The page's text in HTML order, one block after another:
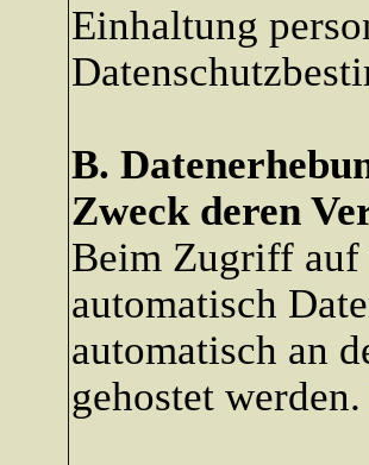
Einhaltung
B.
Zweck deren
Beim Zugriff auf
automatisch
automatisch an
gehostet